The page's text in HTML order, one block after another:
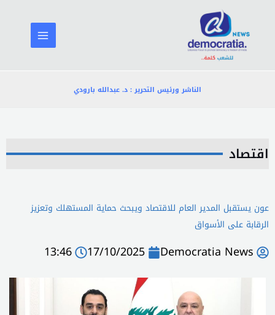
المحتوى
الناشر ورئيس التحرير : د. عبدالله بارودي
اقتصاد
عون يستقبل المدير العام للاقتصاد ويبحث حماية المستهلك وتعزيز
الرقابة على الأسواق
Democratia News
17/10/2025
13:46